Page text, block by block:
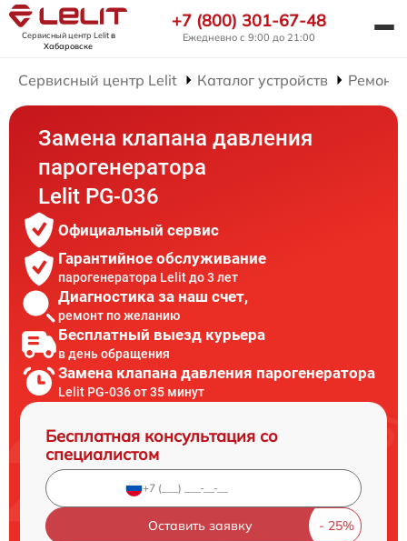
Сервисный центр Lelitв
Хабаровске
+7 (800) 301-67-48
Ежедневно с 9:00 до 21:00
Сервисный центр Lelit Каталог устройств Ремонт
Замена клапана давления
парогенератора
Lelit PG-036
Официальный сервис
Гарантийное обслуживание
парогенератора Lelit до 3 лет
Диагностика за наш счет,
ремонт по желанию
Бесплатный выезд курьера
в день обращения
Замена клапана давления парогенератора
Lelit PG-036 от 35 минут
Бесплатная консультация со
специалистом
Оставить заявку